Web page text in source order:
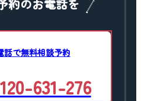
約のお電話を
話で無料相談予約
631-276